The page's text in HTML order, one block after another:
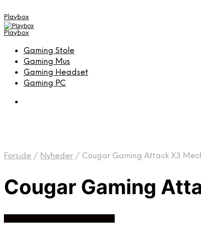
Playbox
Playbox
Gaming Stole
Gaming Mus
Gaming Headset
Gaming PC
Forside / Nyheder / Cougar Gaming Attack X3
Cougar Gaming